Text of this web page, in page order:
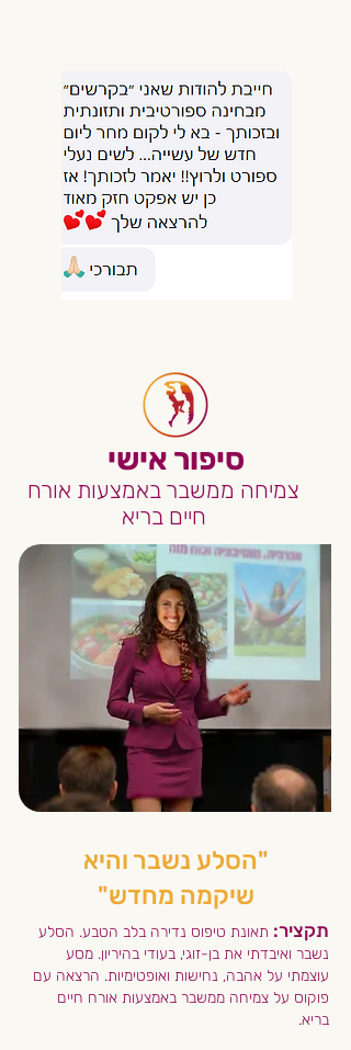
סיפור אישי
צמיחה ממשבר באמצעות אורח
חיים בריא
"הסלע נשבר והיא
שיקמה מחדש"
תקציר: תאונת טיפוס נדירה בלב הטבע. הסלע
נשבר ואיבדתי את בן-זוגי, בעודי בהיריון. מסע
עוצמתי על אהבה, נחישות ואופטימיות. הרצאה עם
פוקוס על צמיחה ממשבר באמצעות אורח חיים
בריא.